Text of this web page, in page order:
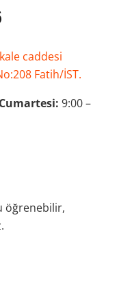
caddesi
Fatih/İST.
9:00 –
öğrenebilir,